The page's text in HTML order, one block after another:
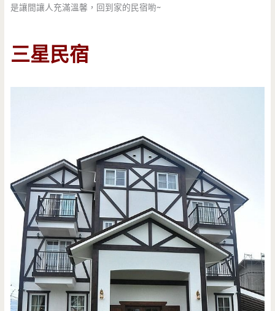
是讓間讓人充滿溫馨，回到家的民宿喲~
三星民宿